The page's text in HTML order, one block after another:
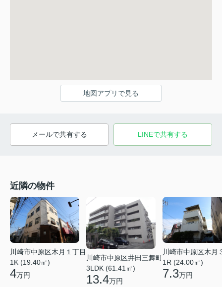
地図アプリで見る
メールで共有する LINEで共有する
近隣の物件
川崎市中原区木月１丁目
1K (19.40㎡)
4万円
川崎市中原区井田三舞町
3LDK (61.41㎡)
13.4万円
川崎市中原区木月
1R (24.00㎡)
7.3万円